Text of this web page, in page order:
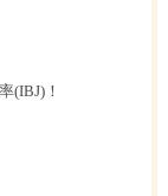
(IBJ)！